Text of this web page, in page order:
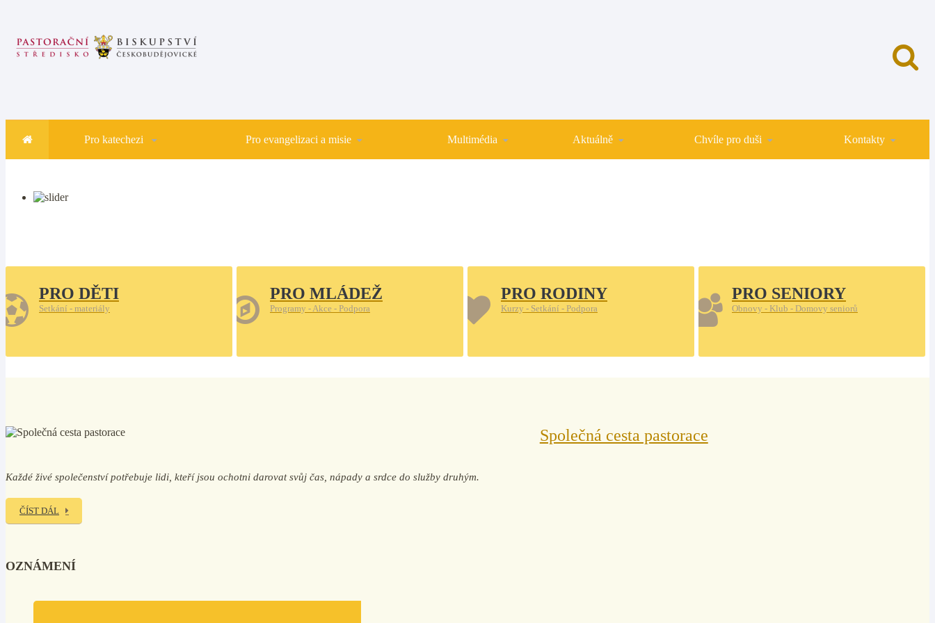
Pro katechezi Pro evangelizaci a misie Multimédia Aktuálně Chvíle pro duši Kontakty
PRO DĚTI
Setkání - materiály
PRO MLÁDEŽ
Programy - Akce - Podpora
PRO RODINY
Kurzy - Setkání - Podpora
PRO SENIORY
Obnovy - Klub - Domovy seniorů
Společná cesta pastorace
Každé živé společenství potřebuje lidi, kteří jsou ochotni darovat svůj čas, nápady a srdce do služby druhým.
ČÍST DÁL
OZNÁMENÍ